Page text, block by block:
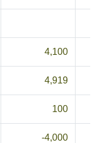
4,100
4,919
100
-4,000